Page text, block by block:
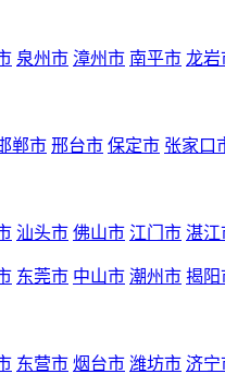
泉州市 漳州市 南平市 龙岩
郸市 邢台市 保定市 张家口
汕头市 佛山市 江门市 湛江
东莞市 中山市 潮州市 揭阳
东营市 烟台市 潍坊市 济宁